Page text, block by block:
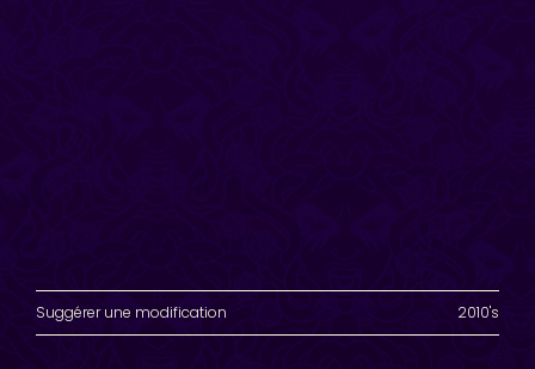
Suggérer une modification 2010's